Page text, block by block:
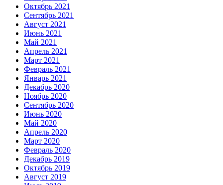
Октябрь 2021
Сентябрь 2021
Август 2021
Июнь 2021
Май 2021
Апрель 2021
Март 2021
Февраль 2021
Январь 2021
Декабрь 2020
Ноябрь 2020
Сентябрь 2020
Июнь 2020
Май 2020
Апрель 2020
Март 2020
Февраль 2020
Декабрь 2019
Октябрь 2019
Август 2019